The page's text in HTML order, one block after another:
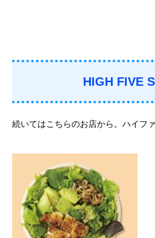
HIGH FIVE
続いてはこちらのお店から。ハイフ